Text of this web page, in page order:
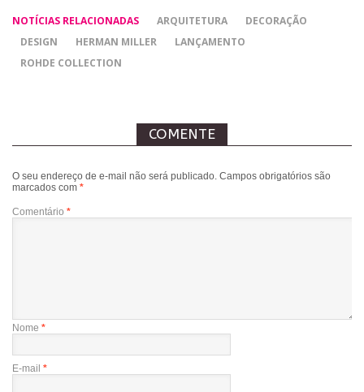
NOTÍCIAS RELACIONADAS ARQUITETURA
DECORAÇÃO
DESIGN
HERMAN MILLER
LANÇAMENTO
ROHDE COLLECTION
COMENTE
O seu endereço de e-mail não será publicado. Campos obrigatórios são
marcados com *
Comentário *
Nome *
E-mail *